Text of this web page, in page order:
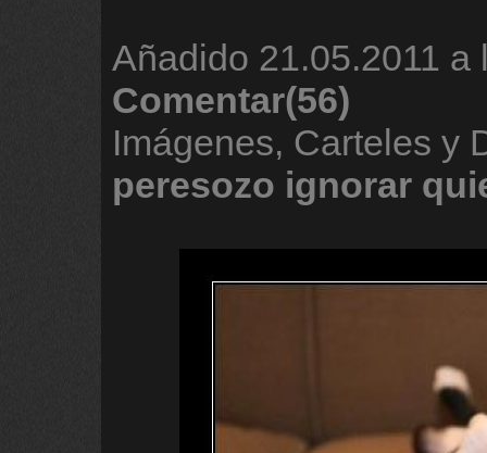
Añadido 21.05.2011 a
Comentar(56)
Imágenes, Carteles y
peresozo ignorar